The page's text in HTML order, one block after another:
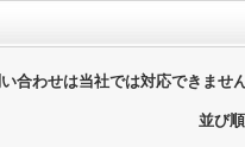
合わせは当社では対応できません
並び順